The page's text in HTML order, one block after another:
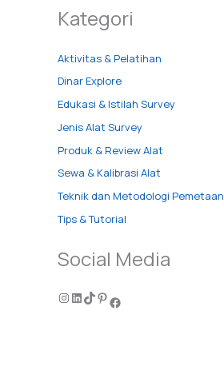
Kategori
Aktivitas & Pelatihan
Dinar Explore
Edukasi & Istilah Survey
Jenis Alat Survey
Produk & Review Alat
Sewa & Kalibrasi Alat
Teknik dan Metodologi Pemetaan
Tips & Tutorial
Social Media